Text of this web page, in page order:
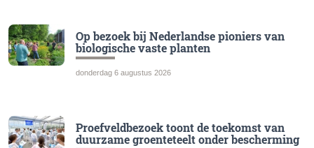
Op bezoek bij Nederlandse pioniers van
biologische vaste planten
donderdag 6 augustus 2026
Proefveldbezoek toont de toekomst van
duurzame groenteteelt onder bescherming